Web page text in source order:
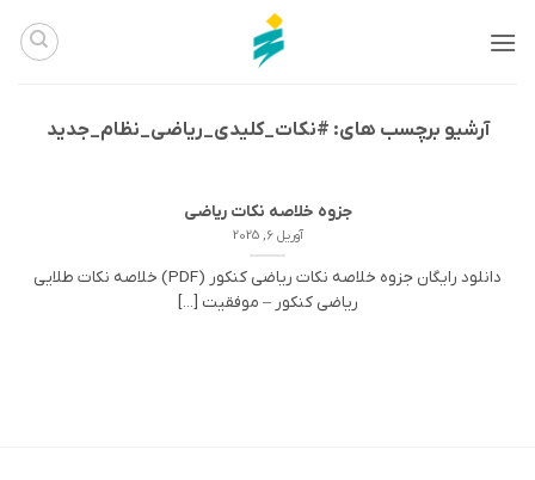
آرشیو برچسب های: #نکات_کلیدی_ریاضی_نظام_جدید
جزوه خلاصه نکات ریاضی
آوریل 6, 2025
دانلود رایگان جزوه خلاصه نکات ریاضی کنکور (PDF) خلاصه نکات طلایی
ریاضی کنکور – موفقیت [...]